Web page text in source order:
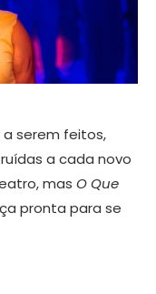
serem feitos,
a cada novo
mas O Que
pronta para se